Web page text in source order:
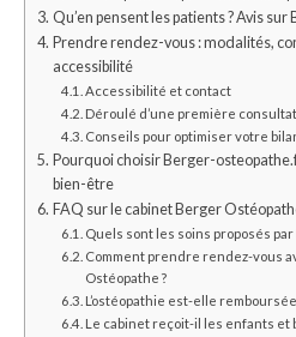
Qu’en pensent les patients ? Avis
Prendre rendez-vous : modalités,
accessibilité
Accessibilité et contact
Déroulé d’une première
Conseils pour optimiser votre
Pourquoi choisir Berger-
bien-être
FAQ sur le cabinet Berger
Quels sont les soins proposés
Comment prendre rendez-vous
Ostéopathe ?
L’ostéopathie est-elle remboursée
Le cabinet reçoit-il les enfants et